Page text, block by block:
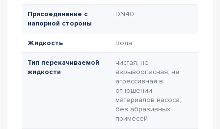
Присоединение с
напорной стороны
DN40
Жидкость Вода
Тип перекачиваемой
жидкости
чистая, не
взрывоопасная, не
агрессивная в
отношении
материалов насоса,
без абразивных
примесей